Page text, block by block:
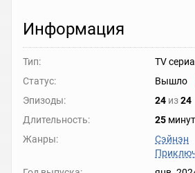
Информация
Тип:
TV
Статус:
Вышло
Эпизоды:
24 из24
Длительность:
25 минут
Жанры:
Сэйнэн